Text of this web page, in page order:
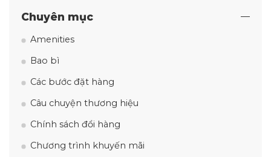
Chuyên mục
Amenities
Bao bì
Các bước đặt hàng
Câu chuyện thương hiệu
Chính sách đổi hàng
Chương trình khuyến mãi